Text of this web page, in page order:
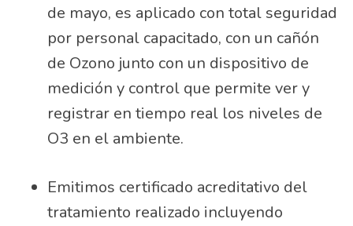
de mayo, es aplicado con total seguridad
por personal capacitado, con un cañón
de Ozono junto con un dispositivo de
medición y control que permite ver y
registrar en tiempo real los niveles de
O3 en el ambiente.
Emitimos certificado acreditativo del
tratamiento realizado incluyendo